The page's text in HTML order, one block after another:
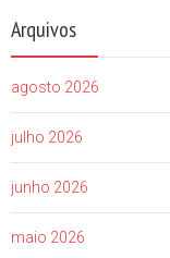
Arquivos
agosto 2026
julho 2026
junho 2026
maio 2026